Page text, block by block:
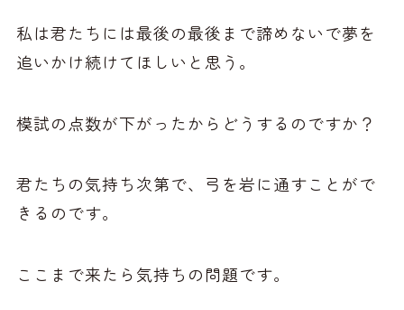
私は君たちには最後の最後まで諦めないで夢を
追いかけ続けてほしいと思う。
模試の点数が下がったからどうするのですか？
君たちの気持ち次第で、弓を岩に通すことがで
きるのです。
ここまで来たら気持ちの問題です。